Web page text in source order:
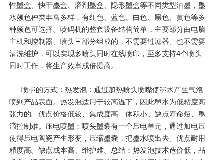
性墨盒、快干墨盒、溶剂墨盒、隐形墨盒等不同类型油墨，墨
水颜色种类丰富多样，有红色、蓝色、白色、黑色、黄色等多
种颜色可选择。喷码机的整套设备结构简单，主要部分由电脑
主机和控制器、喷头三部分组成的，不需要过滤器、也不需要
清洗维护，可以实现多喷头同时在线喷印，至多支持4个喷头
同时工作，将生产效率成倍提高。
喷墨的方式：热发泡：通过加热喷头喷嘴使墨水产生气泡
喷到产品表面。热发泡适用于较高温下，因此墨水为低粘度高
张力的。优点价格低较、集成度高，体积小。缺点寿命短、墨
滴控制难。压电喷墨：喷头墨囊有一个压电单元，通过加电压
使得压电陶瓷产生形变，压缩墨囊，把墨水喷出去。优点耐用
精度高。缺点成本高、维护难。总结：热发泡技术造价低，品